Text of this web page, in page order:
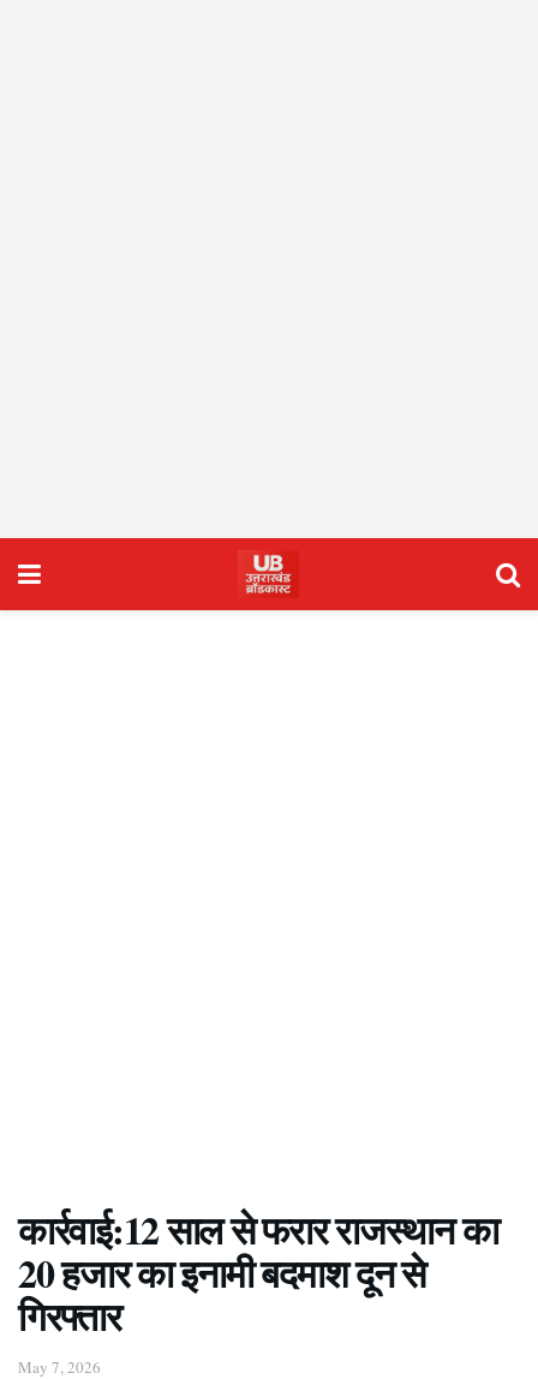
कार्रवाई:12 साल से फरार राजस्थान का
20 हजार का इनामी बदमाश दून से
गिरफ्तार
May 7, 2026